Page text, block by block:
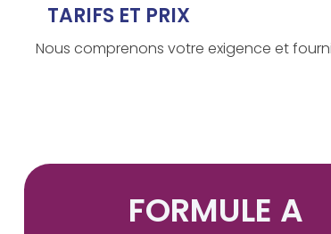
TARIFS ET PRIX
Nous comprenons votre exigence et
FORMULE A